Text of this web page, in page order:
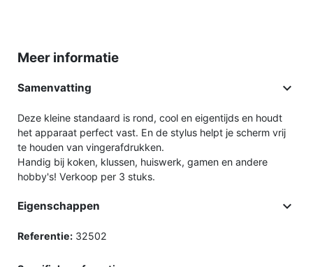
Meer informatie
Samenvatting 
Deze kleine standaard is rond, cool en eigentijds en houdt
het apparaat perfect vast. En de stylus helpt je scherm vrij
te houden van vingerafdrukken.
Handig bij koken, klussen, huiswerk, gamen en andere
hobby's! Verkoop per 3 stuks.
Eigenschappen 
Referentie: 32502